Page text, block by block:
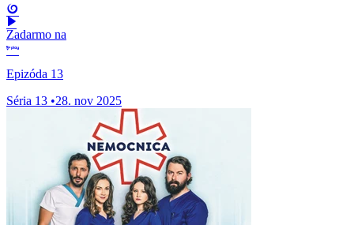
Zadarmo na
Epizóda 13
Séria 13 •28. nov 2025